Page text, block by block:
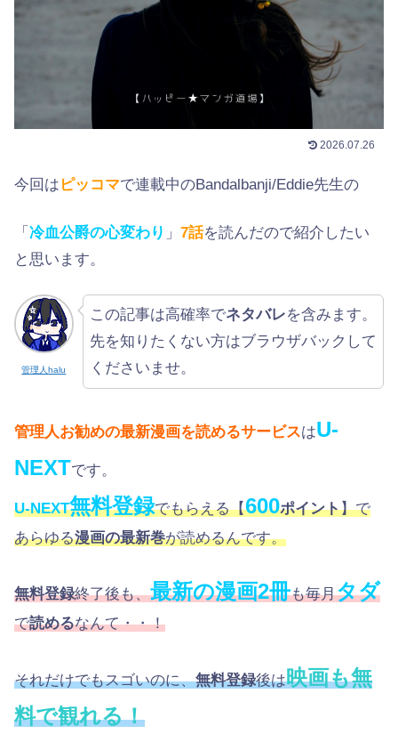
2026.07.26
今回は ピッコマで連載中のBandalbanji/Eddie先生の
「 冷血公爵の心変わり 」 7話を読んだので紹介したい
と思います。
管理人halu
この記事は高確率でネタバレを含みます。
先を知りたくない方はブラウザバックして
くださいませ。
管理人お勧めの最新漫画を読めるサービスはU-
NEXTです。
U-NEXT無料登録でもらえる【600ポイント】で
あらゆる漫画の最新巻が読めるんです。
無料登録終了後も、最新の漫画2冊も毎月タダ
で読めるなんて・・！
それだけでもスゴいのに、無料登録後は映画も無
料で観れる！